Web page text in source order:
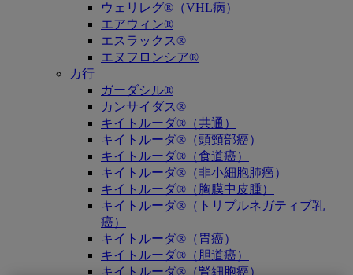
ウェリレグ®（VHL病）
エアウィン®
エスラックス®
エヌフロンシア®
カ行
ガーダシル®
カンサイダス®
キイトルーダ®（共通）
キイトルーダ®（頭頸部癌）
キイトルーダ®（食道癌）
キイトルーダ®（非小細胞肺癌）
キイトルーダ®（胸膜中皮腫）
キイトルーダ®（トリプルネガティブ乳
癌）
キイトルーダ®（胃癌）
キイトルーダ®（胆道癌）
キイトルーダ®（腎細胞癌）